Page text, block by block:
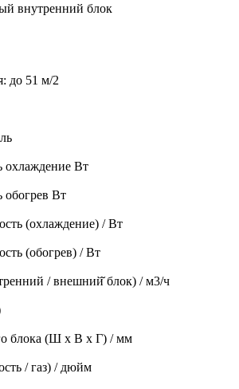
внутренний блок
до 51 м/2
охлаждение Вт
обогрев Вт
(охлаждение) / Вт
(обогрев) / Вт
/ внешний̆ блок) / м3/ч
блока (Ш х В х Г) / мм
/ газ) / дюйм